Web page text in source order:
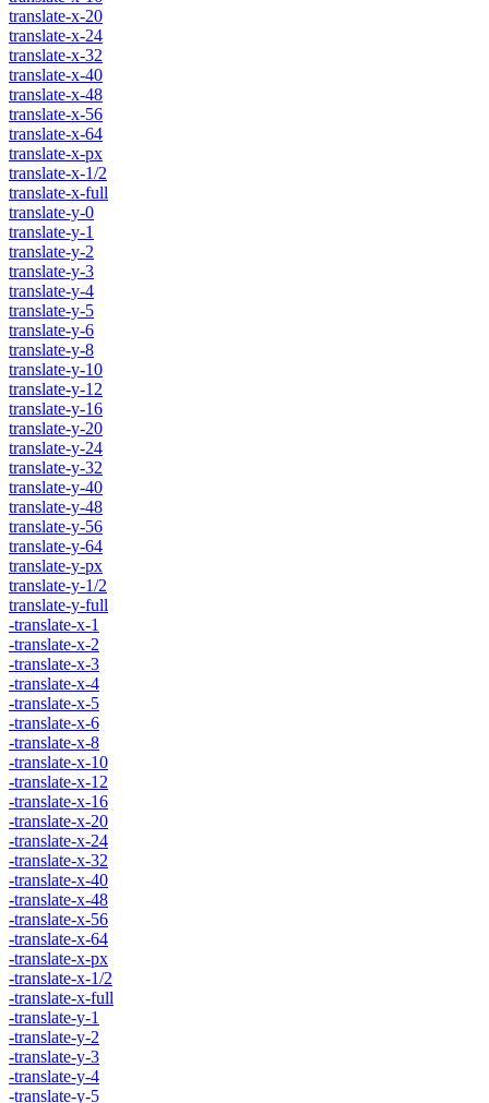
translate-x-20
translate-x-24
translate-x-32
translate-x-40
translate-x-48
translate-x-56
translate-x-64
translate-x-px
translate-x-1/2
translate-x-full
translate-y-0
translate-y-1
translate-y-2
translate-y-3
translate-y-4
translate-y-5
translate-y-6
translate-y-8
translate-y-10
translate-y-12
translate-y-16
translate-y-20
translate-y-24
translate-y-32
translate-y-40
translate-y-48
translate-y-56
translate-y-64
translate-y-px
translate-y-1/2
translate-y-full
-translate-x-1
-translate-x-2
-translate-x-3
-translate-x-4
-translate-x-5
-translate-x-6
-translate-x-8
-translate-x-10
-translate-x-12
-translate-x-16
-translate-x-20
-translate-x-24
-translate-x-32
-translate-x-40
-translate-x-48
-translate-x-56
-translate-x-64
-translate-x-px
-translate-x-1/2
-translate-x-full
-translate-y-1
-translate-y-2
-translate-y-3
-translate-y-4
-translate-y-5